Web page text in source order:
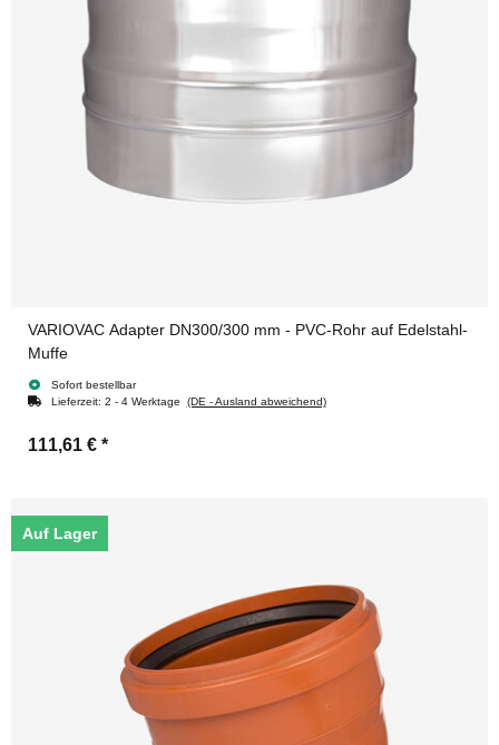
VARIOVAC Adapter DN300/300 mm - PVC-Rohr auf Edelstahl-
Muffe
Sofort bestellbar
Lieferzeit: 2 - 4 Werktage (DE - Ausland abweichend)
111,61 € *
Auf Lager